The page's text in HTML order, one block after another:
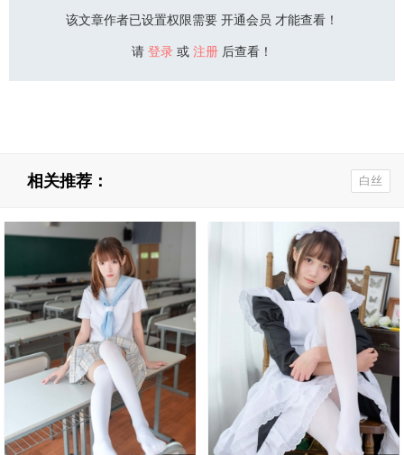
该文章作者已设置权限需要 开通会员 才能查看！
请 登录 或 注册 后查看！
相关推荐： 白丝